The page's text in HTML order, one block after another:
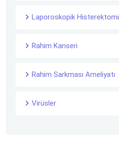
Laporoskopik Histerektomi
Rahim Kanseri
Rahim Sarkması Ameliyatı
Virüsler